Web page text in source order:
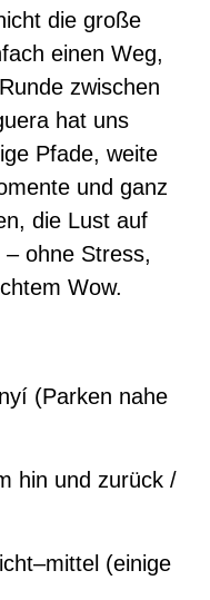
die große
einen Weg,
zwischen
hat uns
Pfade, weite
und ganz
die Lust auf
ohne Stress,
Wow.
(Parken nahe
hin und zurück /
(einige